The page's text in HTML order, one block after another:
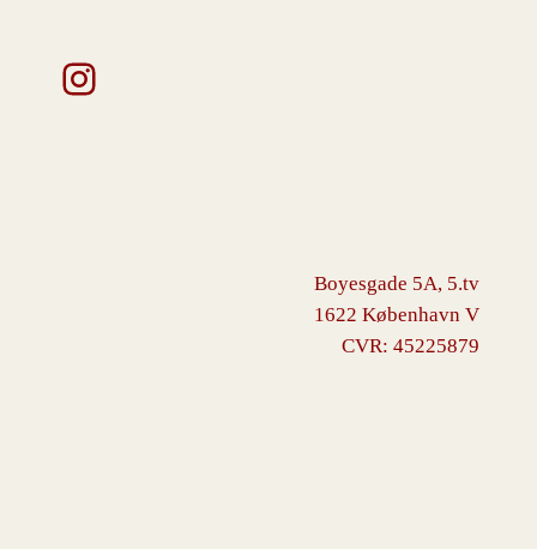
Instagram
Boyesgade 5A, 5.tv
1622 København V
CVR: 45225879